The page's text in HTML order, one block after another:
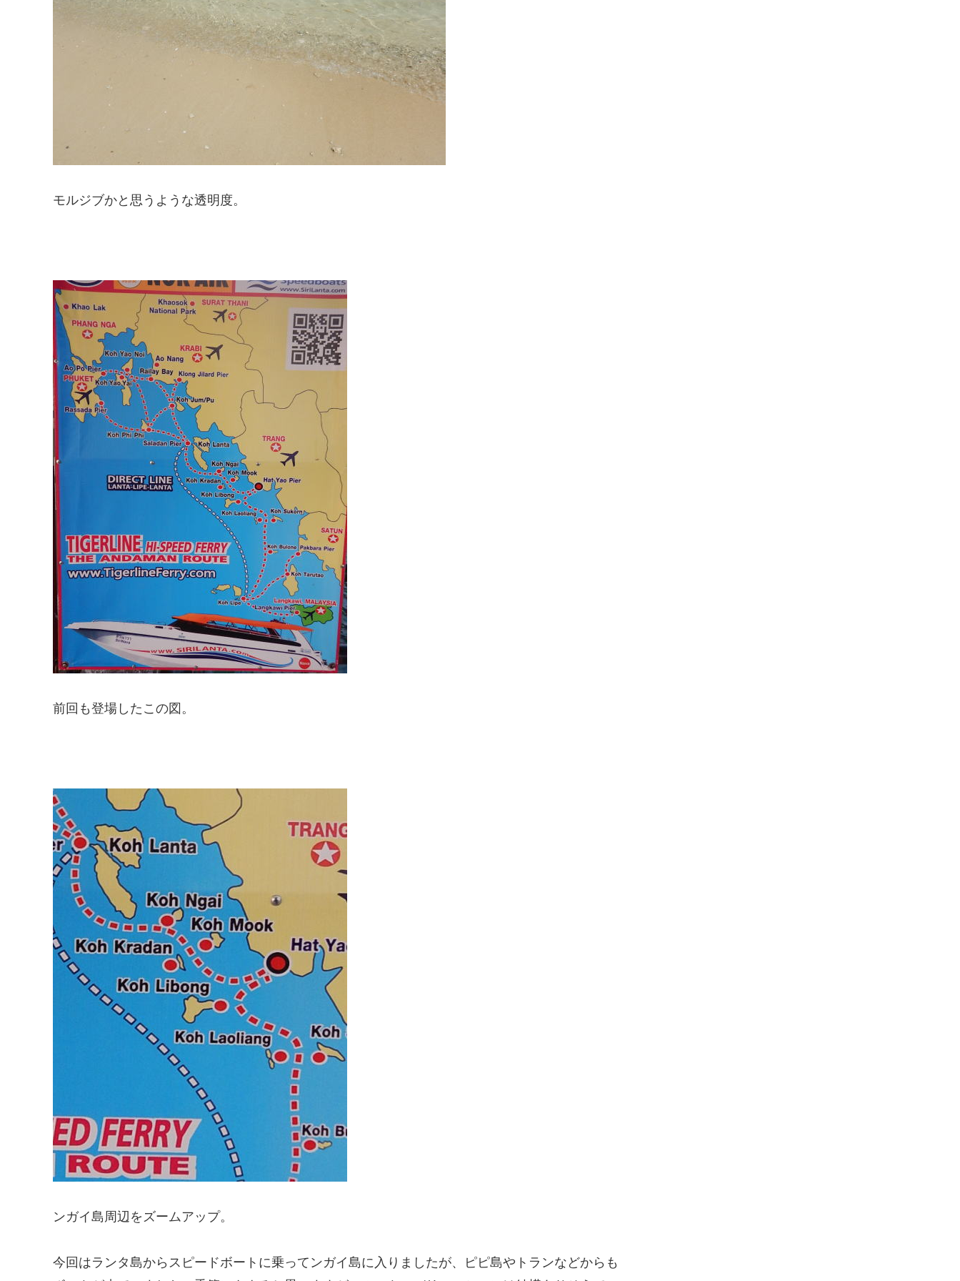
モルジブかと思うような透明度。
前回も登場したこの図。
ンガイ島周辺をズームアップ。
今回はランタ島からスピードボートに乗ってンガイ島に入りましたが、ピピ島やトランなどからも